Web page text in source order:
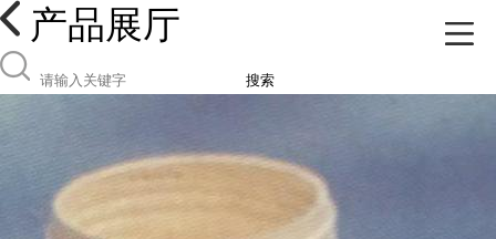
产品展厅
搜索